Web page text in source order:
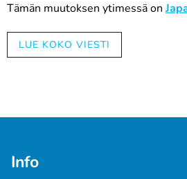
Tämän muutoksen ytimessä on
kynnyksen yhteisö kaikille
merkistä riippumatta. Ja nyt
prosentista 10 prosenttiin.
LUE KOKO VIESTI
Info